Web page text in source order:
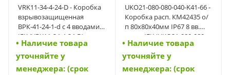
VRK11-34-4-24-D - Коробка
взрывозащищенная
ВРК-41-24-1-d с 4 вводами
IEK (VRK11-34-4-24-D)
• Наличие товара
уточняйте у
менеджера: (срок
UKO21-080-080-040-K41-66 -
Коробка расп. КМ42435 о/
п 80х80х40мм IP67 8 вв.
серая IEK (UKO21-080-080-
040-K41-66)
• Наличие товара
уточняйте у
менеджера: (срок